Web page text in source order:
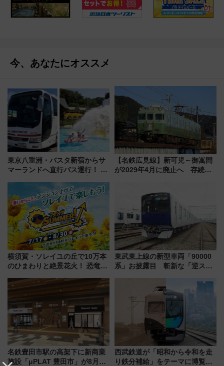
今、あなたにオススメ
東京八重洲・バスタ新宿からサ
マーランドへ直行バス運行！ お
推し活を楽しもう！（2026年
8/1～31）
【名鉄広見線】新可児～御嵩間
が2029年4月に廃止へ 存続協
横須賀・ソレイユの丘で10万本
のひまわりと絶景花火！ 恐竜や
帰りお出かけ最新情報（2026年
7月17日～開催）
東武東上線の新型車両「90000
系」お披露目 斬新な「逆スラ
放的な車内空間に注目、デビュ
ーは9月
名鉄豊田市駅の高架下に新商業
施設「μPLAT 豊田市」が8月26
西武鉄道が「昭和から令和を走
り鉄分補給」をテーマに博覧会